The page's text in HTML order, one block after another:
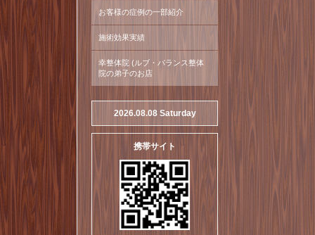
お客様の症例の一部紹介
施術効果実績
幸整体院 (ルブ・バランス整体
院の弟子のお店
2026.08.08 Saturday
携帯サイト